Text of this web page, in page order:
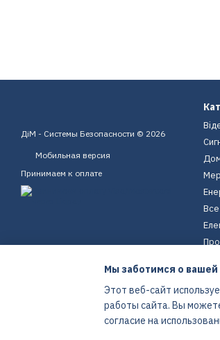
ДіМ - Системы Безопасности © 2026
Мобильная версия
Принимаем к оплате
Интернет-магазин создан с Хорошоп
Мы заботимся о
Этот веб-сайт
работы сайта. Вы
согласие на